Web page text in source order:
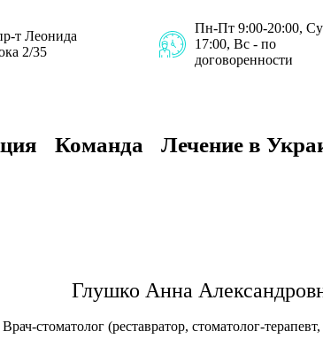
т Леонида
2/35
Пн-Пт 9:00-20:00,
17:00, Вс - по
договоренности
Команда Лечение в
Глушко Анна
Врач-стоматолог (реставратор, стоматолог-